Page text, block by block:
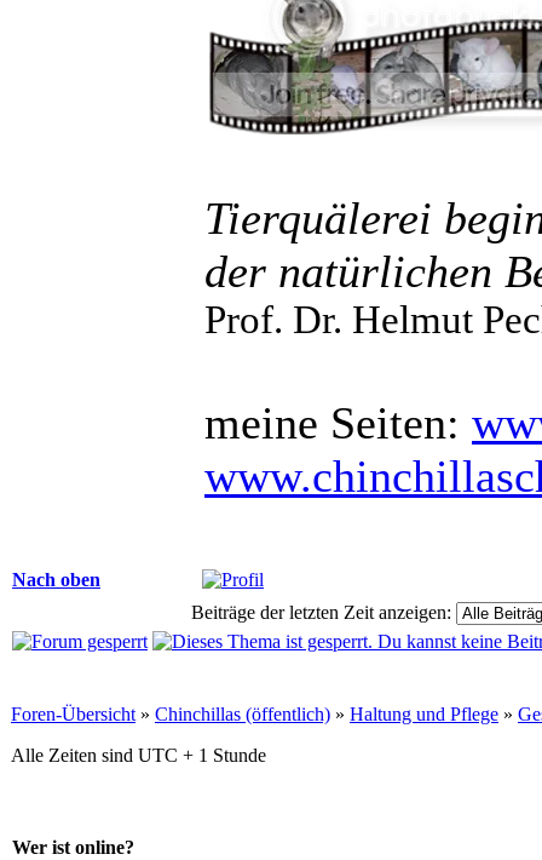
Tierquälerei
der natürlichen
Prof. Dr. Helmut
meine Seiten:
Nach oben
Beiträge der letzten Zeit anzeigen:
Foren-Übersicht » Chinchillas (öffentlich) » Haltung und Pflege »
Alle Zeiten sind UTC + 1 Stunde
Wer ist online?